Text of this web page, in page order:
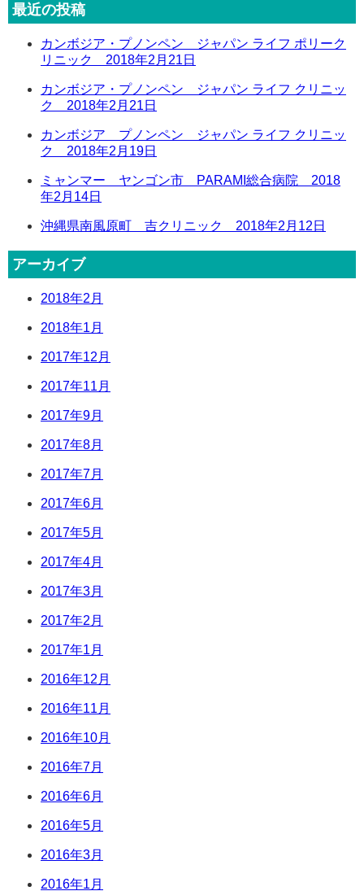
ビ
稿:
最近の投稿
カンボジア・プノンペン ジャパン ライフ ポリーク
リニック 2018年2月21日
カンボジア・プノンペン ジャパン ライフ クリニッ
ク 2018年2月21日
カンボジア プノンペン ジャパン ライフ クリニッ
ク 2018年2月19日
ミャンマー ヤンゴン市 PARAMI総合病院 2018
年2月14日
沖縄県南風原町 吉クリニック 2018年2月12日
アーカイブ
2018年2月
2018年1月
2017年12月
2017年11月
2017年9月
2017年8月
2017年7月
2017年6月
2017年5月
2017年4月
2017年3月
2017年2月
2017年1月
2016年12月
2016年11月
2016年10月
2016年7月
2016年6月
2016年5月
2016年3月
2016年1月